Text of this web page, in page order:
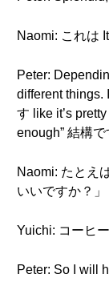
Naomi: これは
Peter:
different things.
す like it’s
enough” 結構
Naomi: たとえ
いいですか？」
Yuichi: コーヒ
Peter: So I will